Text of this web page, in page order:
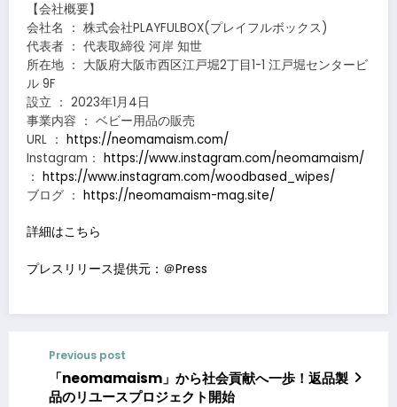
【会社概要】
会社名 ： 株式会社PLAYFULBOX(プレイフルボックス)
代表者 ： 代表取締役 河岸 知世
所在地 ： 大阪府大阪市西区江戸堀2丁目1-1 江戸堀センタービ
ル 9F
設立 ： 2023年1月4日
事業内容 ： ベビー用品の販売
URL ： https://neomamaism.com/
Instagram： https://www.instagram.com/neomamaism/
： https://www.instagram.com/woodbased_wipes/
ブログ ： https://neomamaism-mag.site/
詳細はこちら
プレスリリース提供元：＠Press
Previous post
「neomamaism」から社会貢献へ一歩！返品製
品のリユースプロジェクト開始